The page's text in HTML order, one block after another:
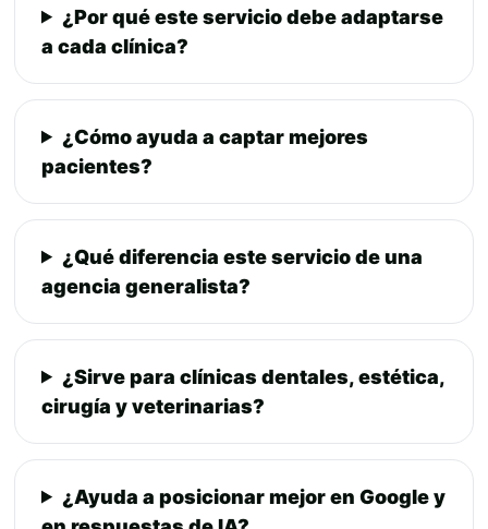
¿Por qué este servicio debe adaptarse
a cada clínica?
¿Cómo ayuda a captar mejores
pacientes?
¿Qué diferencia este servicio de una
agencia generalista?
¿Sirve para clínicas dentales, estética,
cirugía y veterinarias?
¿Ayuda a posicionar mejor en Google y